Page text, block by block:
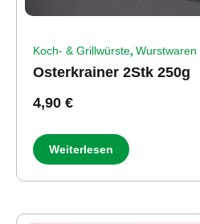
Koch- & Grillwürste, Wurstwaren
Osterkrainer 2Stk 250g
4,90 €
Weiterlesen